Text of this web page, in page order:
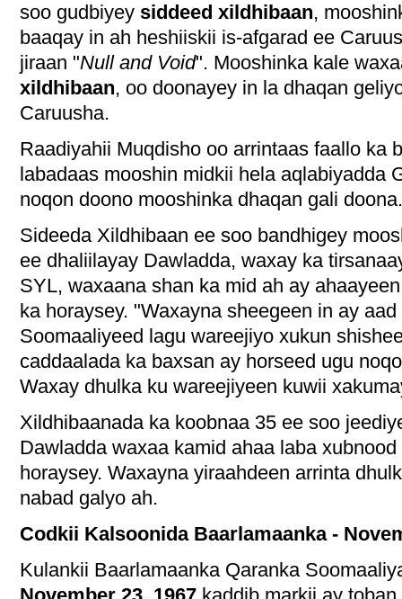
soo gudbiyey siddeed xildhibaan,
baaqay in ah heshiiskii is-afgarad ee
jiraan "Null and Void". Mooshinka kale
xildhibaan, oo doonayey in la dhaqan
Caruusha.
Raadiyahii Muqdisho oo arrintaas faallo ka
labadaas mooshin midkii hela aqlabiyadda
noqon doono mooshinka dhaqan gali doona.
Sideeda Xildhibaan ee soo bandhigey
ee dhaliilayay Dawladda, waxay ka
SYL, waxaana shan ka mid ah ay
ka horaysey. "Waxayna sheegeen in ay
Soomaaliyeed lagu wareejiyo xukun
caddaalada ka baxsan ay horseed ugu
Waxay dhulka ku wareejiyeen kuwii
Xildhibaanada ka koobnaa 35 ee soo
Dawladda waxaa kamid ahaa laba
horaysey. Waxayna yiraahdeen arrinta
nabad galyo ah.
Codkii Kalsoonida Baarlamaanka -
Kulankii Baarlamaanka Qaranka